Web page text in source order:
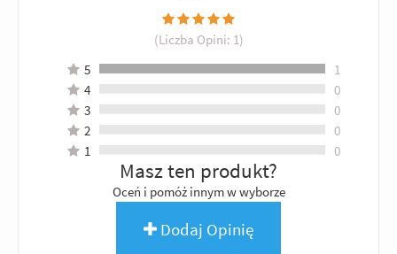
(Liczba Opini: 1)
5
1
4
0
3
0
2
0
1
0
Masz ten produkt?
Oceń i pomóż innym w wyborze
Dodaj Opinię